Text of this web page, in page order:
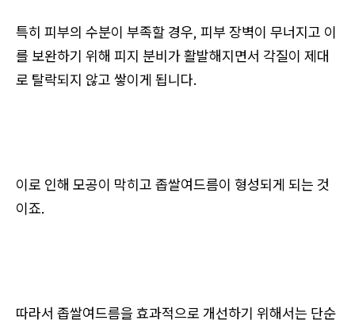
특히 피부의 수분이 부족할 경우, 피부 장벽이 무너지고 이
를 보완하기 위해 피지 분비가 활발해지면서 각질이 제대
로 탈락되지 않고 쌓이게 됩니다.
이로 인해 모공이 막히고 좁쌀여드름이 형성되게 되는 것
이죠.
따라서 좁쌀여드름을 효과적으로 개선하기 위해서는 단순